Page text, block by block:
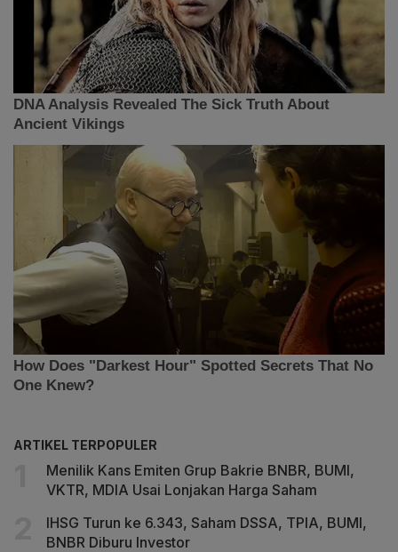
ARTIKEL TERPOPULER
Menilik Kans Emiten Grup Bakrie BNBR, BUMI,
VKTR, MDIA Usai Lonjakan Harga Saham
IHSG Turun ke 6.343, Saham DSSA, TPIA, BUMI,
BNBR Diburu Investor